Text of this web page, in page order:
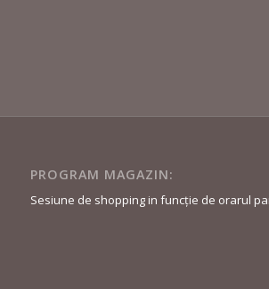
PROGRAM MAGAZIN:
Sesiune de shopping in funcție de orarul